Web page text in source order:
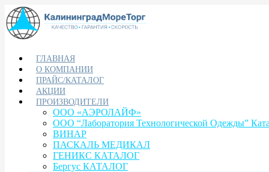
ГЛАВНАЯ
О КОМПАНИИ
ПРАЙС/КАТАЛОГ
АКЦИИ
ПРОИЗВОДИТЕЛИ
ООО «АЭРОЛАЙФ»
ООО “Лаборатория Технологической Одежды”
ВИНАР
ПАСКАЛЬ МЕДИКАЛ
ГЕНИКС КАТАЛОГ
Бергус КАТАЛОГ